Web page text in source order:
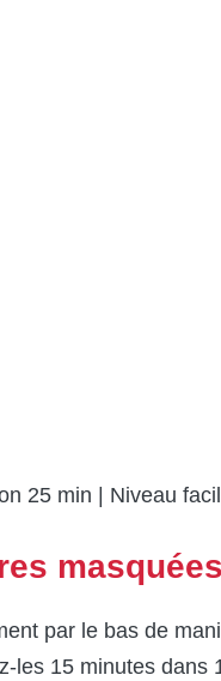
25 min | Niveau
masquées
par le bas de
les 15 minutes dans